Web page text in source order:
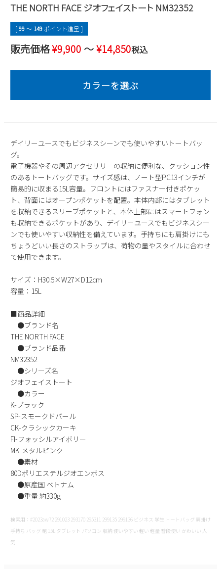
1
2
3 4
16
17 19 20
23
24 25 26 27 28
29
6
7 8 9 10 11
12
20
21 22 23 24 25
26
27
28 29 30
新規会員登録
会社概要
特定商取引法に基づく表示
お問い合わせ
THE NORTH FACE ジオフェイストート NM32352
[99〜 149ポイント進呈 ]
販売価格¥9,900 〜¥14,850税込
デイリーユースでもビジネスシーンでも使いやすいトートバッ
グ。
電子機器やその周辺アクセサリーの収納に便利な、クッション性
のあるトートバッグです。サイズ感は、ノート型PC13インチが
簡易的に収まる15L容量。フロントにはファスナー付きポケッ
ト、背面にはオープンポケットを配置。本体内部にはタブレット
を収納できるスリーブポケットと、本体上部にはスマートフォン
も収納できるポケットがあり、デイリーユースでもビジネスシー
ンでも使いやすい収納性を備えています。手持ちにも肩掛けにも
ちょうどいい長さのストラップは、荷物の量やスタイルに合わせ
て使用できます。
サイズ：H30.5×W27×D12cm
容量：15L
■商品詳細
●ブランド名
THE NORTH FACE
●ブランド品番
NM32352
●シリーズ名
ジオフェイストート
●カラー
K-ブラック
SP-スモークドパール
CK-クラシックカーキ
FI-フォッシルアイボリー
MK-メタルピンク
●素材
80Dポリエステルジオエンボス
●原産国 ベトナム
●重量 約330g
検索用：#2023aw72 291023 293170 295311 299135 299136 ビジネス 学生 トートバッグ 肩掛け
手持ち バッグ 鞄 15L タブレット パソコン 収納 使いやすい 軽い 軽量 普段使い かわいい 人
気